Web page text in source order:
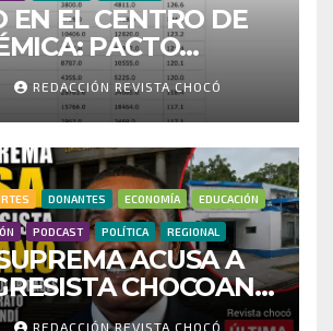
EN EL CENTRO DE
PACTO
CUESTIONA
Y PIDE
PRESUNTO
REDACCIÓN REVISTA CHOCÓ
DONANTES ECONOMÍA EDUCACIÓN
PODCAST POLÍTICA REGIONAL
ACUSA A
CHOCOANO
REDACCIÓN REVISTA CHOCÓ